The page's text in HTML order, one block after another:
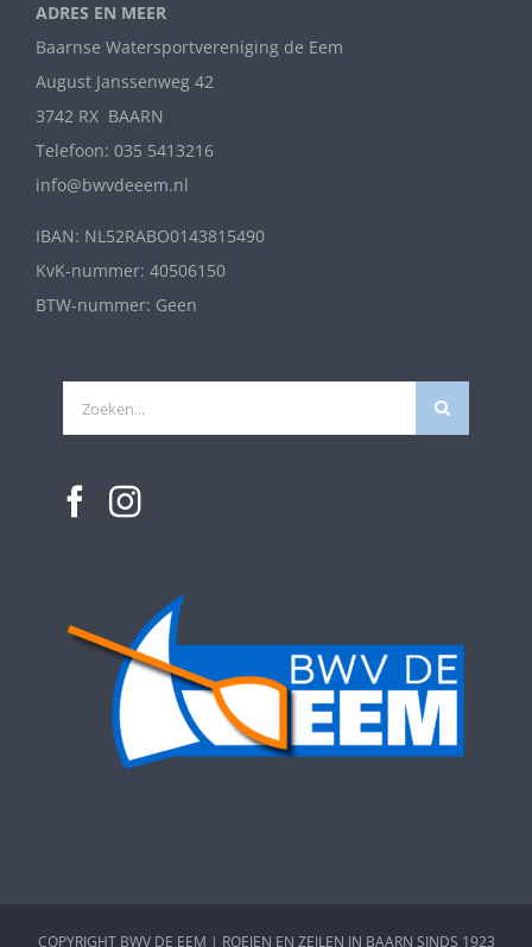
ADRES EN MEER
Baarnse Watersportvereniging de Eem
August Janssenweg 42
3742 RX BAARN
Telefoon: 035 5413216
info@bwvdeeem.nl
IBAN: NL52RABO0143815490
KvK-nummer: 40506150
BTW-nummer: Geen
Zoeken
naar:
COPYRIGHT BWV DE EEM | ROEIEN EN ZEILEN IN BAARN SINDS 1923